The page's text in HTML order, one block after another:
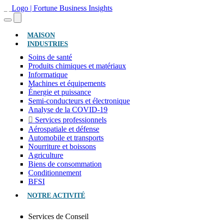
MAISON(ACTUEL)
INDUSTRIES
Soins de santé
Produits chimiques et matériaux
Informatique
Machines et équipements
Énergie et puissance
Semi-conducteurs et électronique
Analyse de la COVID-19
Services professionnels
Aérospatiale et défense
Automobile et transports
Nourriture et boissons
Agriculture
Biens de consommation
Conditionnement
BFSI
NOTRE ACTIVITÉ
Services de Conseil